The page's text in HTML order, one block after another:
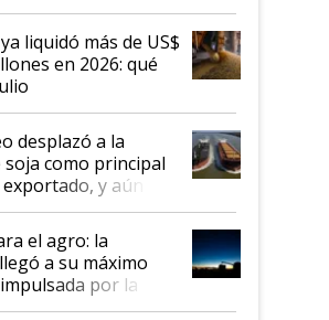
liquidó más de US$
en 2026: qué
desplazó a la
soja como principal
y aún así
casi seis de cada
y sostuvo el
un semestre
el agro: la
a su máximo
por la
las exportaciones